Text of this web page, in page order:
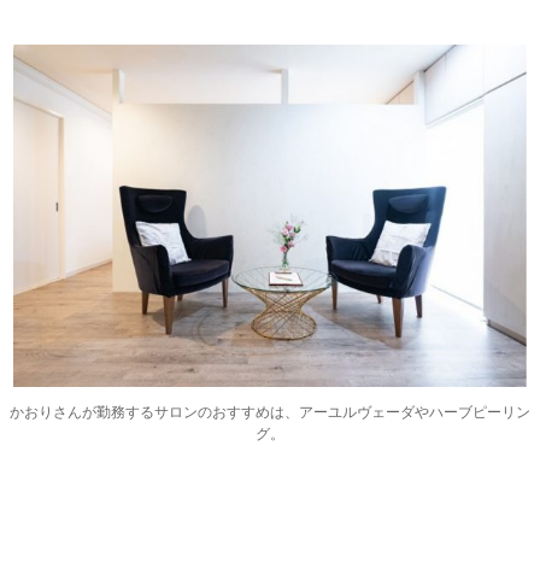
かおりさんが勤務するサロンのおすすめは、アーユルヴェーダやハーブピーリン
グ。